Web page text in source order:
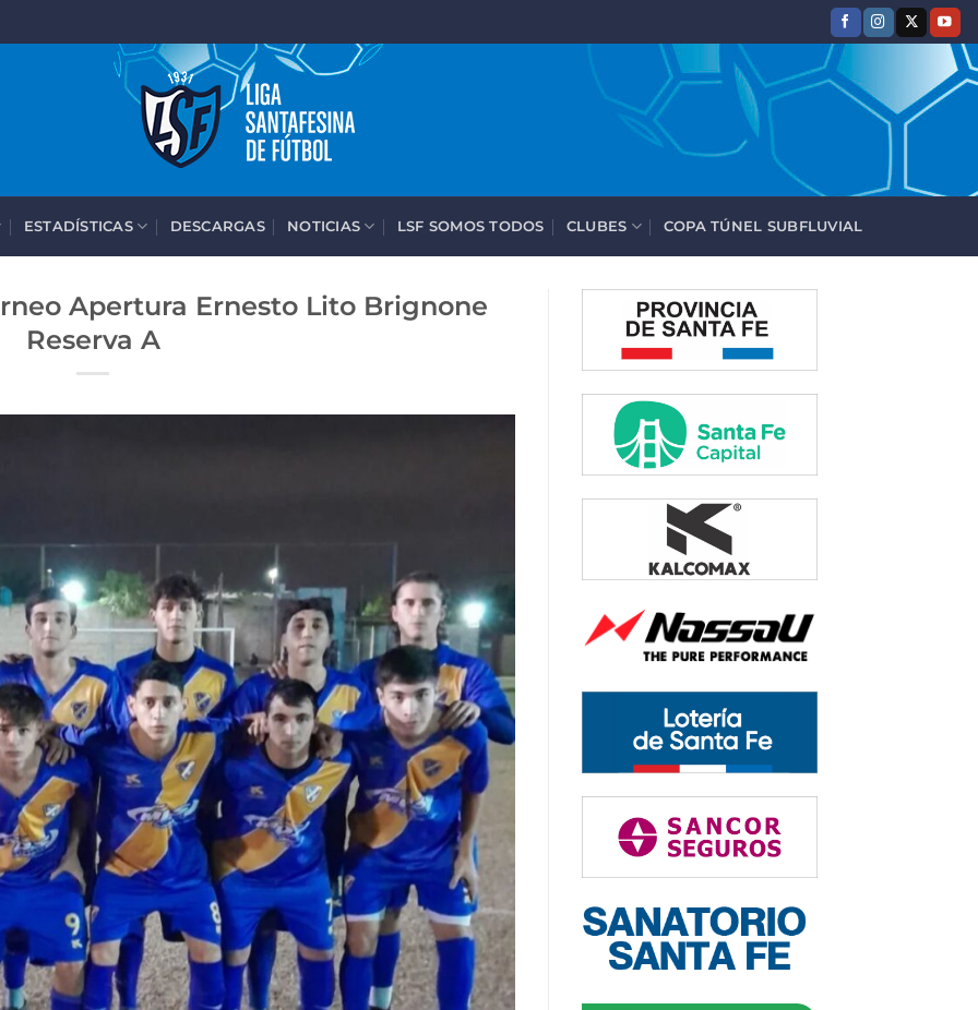
ESTADÍSTICAS DESCARGAS NOTICIAS LSF SOMOS TODOS CLUBES COPA TÚNEL SUBFLUVIAL
Apertura Ernesto Lito Brignone
Reserva A